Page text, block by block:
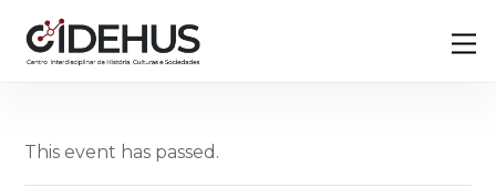
content
This event has passed.